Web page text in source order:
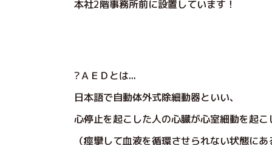
本社2階事務所前に設置しています！
?ＡＥＤとは...
日本語で自動体外式除細動器といい、
心停止を起こした人の心臓が心室細動を起こ
（痙攣して血液を循環させられない状態にあ